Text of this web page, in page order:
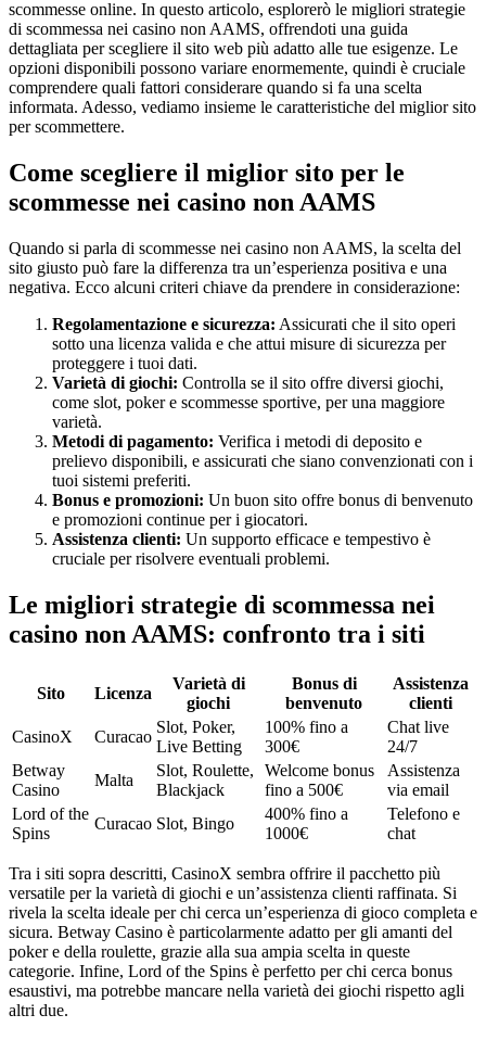
scommesse online. In questo articolo, esplorerò le migliori strategie
di scommessa nei casino non AAMS, offrendoti una guida
dettagliata per scegliere il sito web più adatto alle tue esigenze. Le
opzioni disponibili possono variare enormemente, quindi è cruciale
comprendere quali fattori considerare quando si fa una scelta
informata. Adesso, vediamo insieme le caratteristiche del miglior sito
per scommettere.
Come scegliere il miglior sito per le
scommesse nei casino non AAMS
Quando si parla di scommesse nei casino non AAMS, la scelta del
sito giusto può fare la differenza tra un’esperienza positiva e una
negativa. Ecco alcuni criteri chiave da prendere in considerazione:
Regolamentazione e sicurezza: Assicurati che il sito operi
sotto una licenza valida e che attui misure di sicurezza per
proteggere i tuoi dati.
Varietà di giochi: Controlla se il sito offre diversi giochi,
come slot, poker e scommesse sportive, per una maggiore
varietà.
Metodi di pagamento: Verifica i metodi di deposito e
prelievo disponibili, e assicurati che siano convenzionati con i
tuoi sistemi preferiti.
Bonus e promozioni: Un buon sito offre bonus di benvenuto
e promozioni continue per i giocatori.
Assistenza clienti: Un supporto efficace e tempestivo è
cruciale per risolvere eventuali problemi.
Le migliori strategie di scommessa nei
casino non AAMS: confronto tra i siti
Sito Licenza
Varietà di
giochi
Bonus di
benvenuto
Assistenza
clienti
CasinoX
Curacao
Slot, Poker,
Live Betting
100% fino a
300€
Chat live
24/7
Betway
Casino
Malta
Slot, Roulette,
Blackjack
Welcome bonus
fino a 500€
Assistenza
via email
Lord of the
Spins
Curacao Slot, Bingo
400% fino a
1000€
Telefono e
chat
Tra i siti sopra descritti, CasinoX sembra offrire il pacchetto più
versatile per la varietà di giochi e un’assistenza clienti raffinata. Si
rivela la scelta ideale per chi cerca un’esperienza di gioco completa e
sicura. Betway Casino è particolarmente adatto per gli amanti del
poker e della roulette, grazie alla sua ampia scelta in queste
categorie. Infine, Lord of the Spins è perfetto per chi cerca bonus
esaustivi, ma potrebbe mancare nella varietà dei giochi rispetto agli
altri due.